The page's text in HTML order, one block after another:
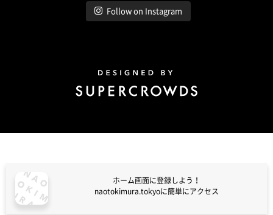
Follow on Instagram
ホーム画面に登録しよう！
naotokimura.tokyoに簡単にアクセス